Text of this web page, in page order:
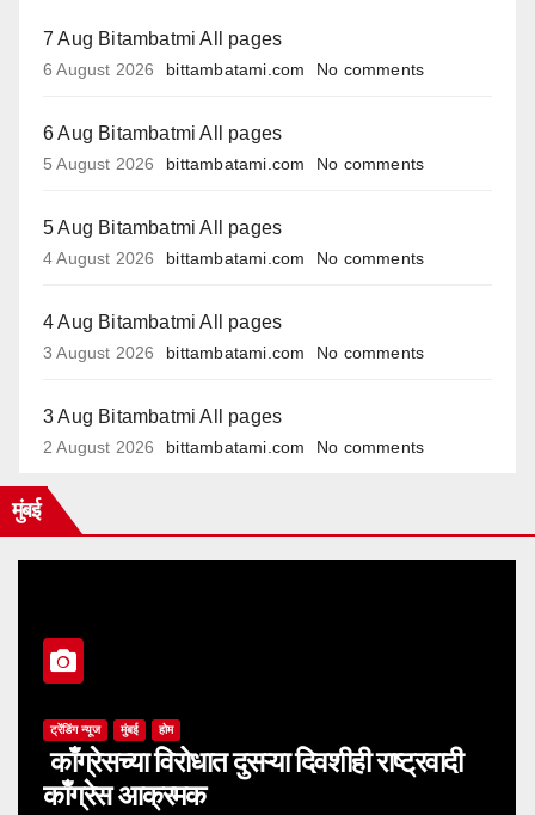
7 Aug Bitambatmi All pages
6 August 2026 bittambatami.com No comments
6 Aug Bitambatmi All pages
5 August 2026 bittambatami.com No comments
5 Aug Bitambatmi All pages
4 August 2026 bittambatami.com No comments
4 Aug Bitambatmi All pages
3 August 2026 bittambatami.com No comments
3 Aug Bitambatmi All pages
2 August 2026 bittambatami.com No comments
मुंबई
ट्रेंडिंग न्यूज मुंबई होम
काँग्रेसच्या विरोधात दुसऱ्या दिवशीही राष्ट्रवादी
काँग्रेस आक्रमक